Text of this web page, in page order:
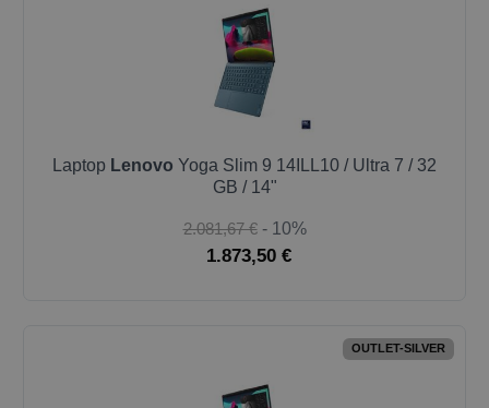
Laptop Lenovo Yoga Slim 9 14ILL10 / Ultra 7 / 32
GB / 14"
2.081,67 € - 10%
1.873,50 €
OUTLET-SILVER